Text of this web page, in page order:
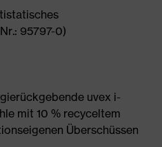
95797-0)
uvex i-
mit 10 % recyceltem
Überschüssen